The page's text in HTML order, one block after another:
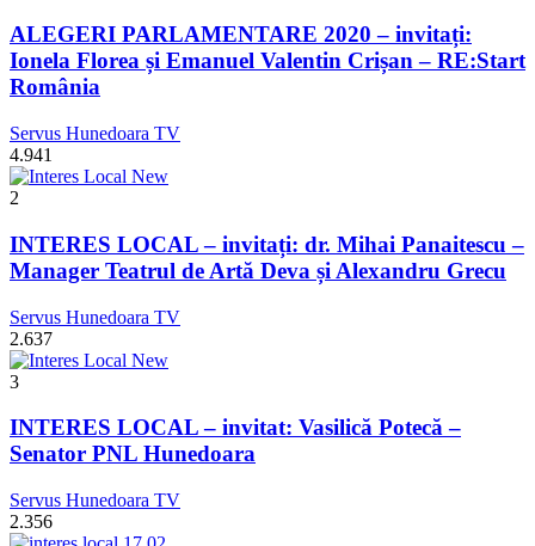
ALEGERI PARLAMENTARE 2020 – invitați:
Ionela Florea și Emanuel Valentin Crișan – RE:Start
România
Servus Hunedoara TV
4.941
2
INTERES LOCAL – invitați: dr. Mihai Panaitescu –
Manager Teatrul de Artă Deva și Alexandru Grecu
Servus Hunedoara TV
2.637
3
INTERES LOCAL – invitat: Vasilică Potecă –
Senator PNL Hunedoara
Servus Hunedoara TV
2.356